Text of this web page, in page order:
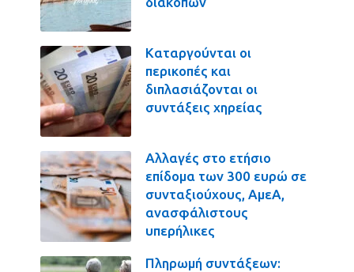
Καταργούνται οι
περικοπές και
διπλασιάζονται οι
συντάξεις χηρείας
Αλλαγές στο ετήσιο
επίδομα των 300 ευρώ σε
συνταξιούχους, ΑμεΑ,
ανασφάλιστους
υπερήλικες
Πληρωμή συντάξεων: